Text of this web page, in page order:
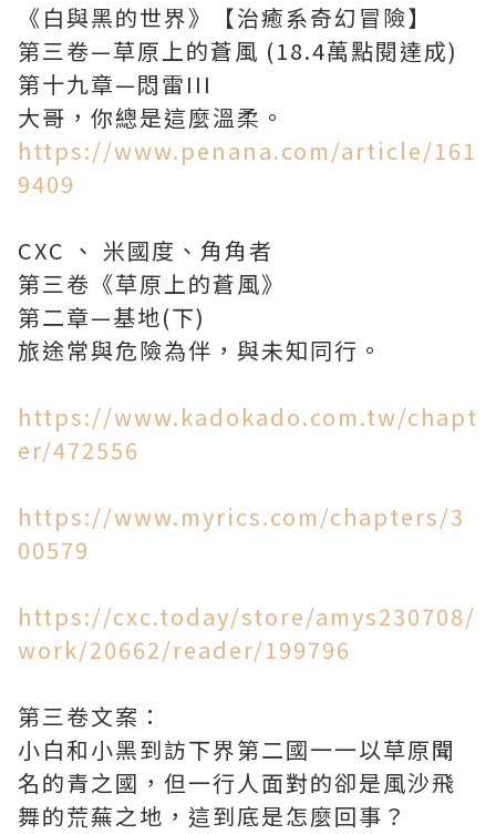
《白與黑的世界》【治癒系奇幻冒險】
第三卷—草原上的蒼風 (18.4萬點閱達成)
第十九章—悶雷III
大哥，你總是這麼溫柔。
https://www.penana.com/article/161
9409
CXC 、 米國度、角角者
第三卷《草原上的蒼風》
第二章—基地(下)
旅途常與危險為伴，與未知同行。
https://www.kadokado.com.tw/chapt
er/472556
https://www.myrics.com/chapters/3
00579
https://cxc.today/store/amys230708/
work/20662/reader/199796
第三卷文案：
小白和小黑到訪下界第二國一一以草原聞
名的青之國，但一行人面對的卻是風沙飛
舞的荒蕪之地，這到底是怎麼回事？